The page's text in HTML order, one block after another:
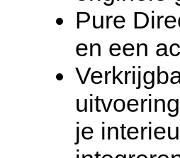
Pure
en een
je